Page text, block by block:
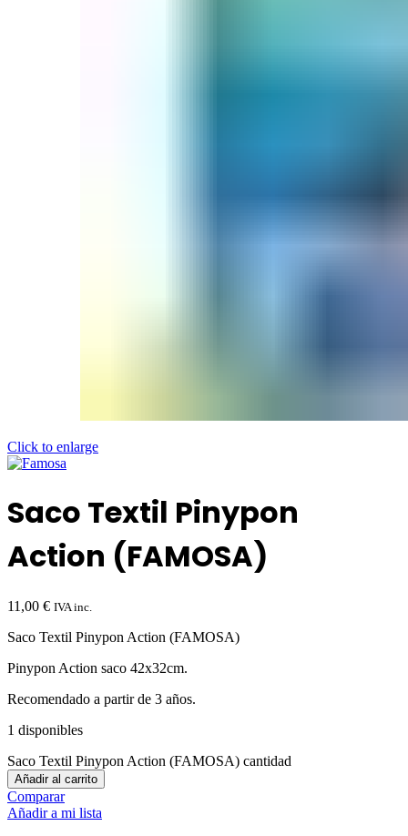
Click to enlarge
Saco Textil Pinypon
Action (FAMOSA)
11,00 € IVA inc.
Saco Textil Pinypon Action (FAMOSA)
Pinypon Action saco 42x32cm.
Recomendado a partir de 3 años.
1 disponibles
Saco Textil Pinypon Action (FAMOSA) cantidad
Añadir al carrito
Comparar
Añadir a mi lista